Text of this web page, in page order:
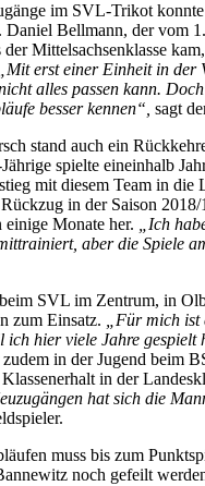
im SVL-Trikot konnte
Daniel Bellmann, der vom
Mittelsachsenklasse
„Mit erst einer Einheit in der
alles passen kann.
besser kennen“, sagt
stand auch ein
spielte eineinhalb
mit diesem Team in die
in der Saison 2018/
einige Monate her.
„Ich
aber die Spiele
SVL im Zentrum, in
zum Einsatz.
„Für mich
ich hier viele Jahre gespielt
in der Jugend beim
in der
hat sich die
muss bis zum
noch gefeilt